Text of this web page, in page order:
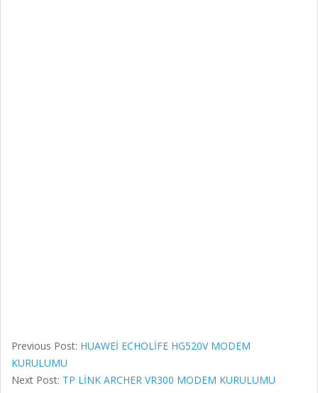
Previous Post: HUAWEİ ECHOLİFE HG520V MODEM
KURULUMU
Next Post: TP LİNK ARCHER VR300 MODEM KURULUMU